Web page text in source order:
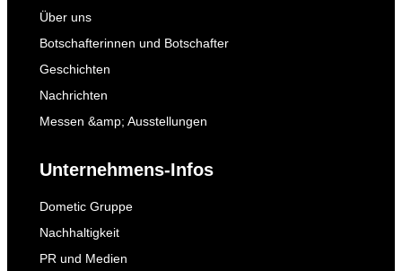
Über uns
Botschafterinnen und Botschafter
Geschichten
Nachrichten
Messen &amp; Ausstellungen
Unternehmens-Infos
Dometic Gruppe
Nachhaltigkeit
PR und Medien